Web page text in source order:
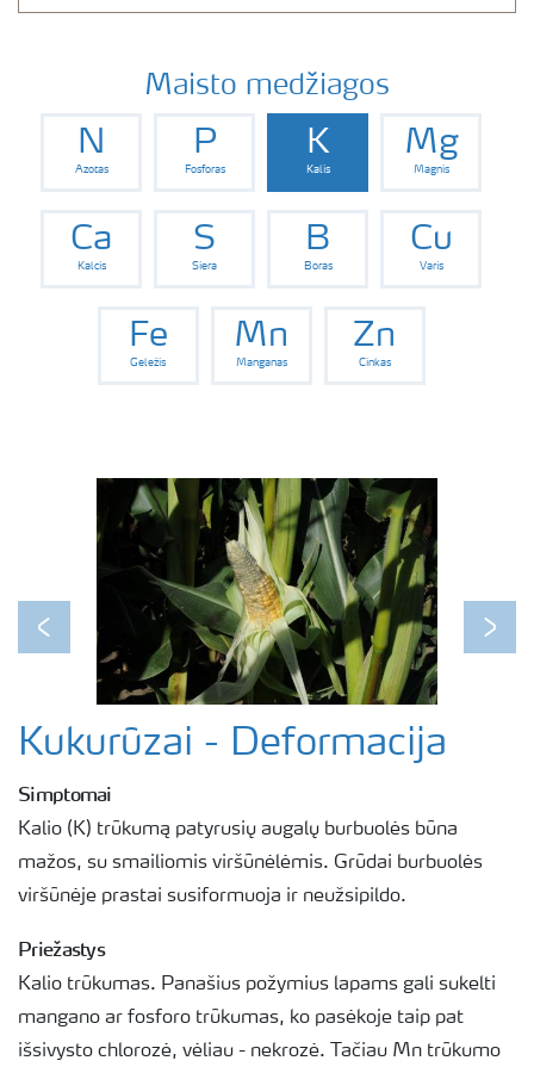
Maisto medžiagos
N
Azotas
P
Fosforas
K
Kalis
Mg
Magnis
Ca
Kalcis
S
Siera
B
Boras
Cu
Varis
Fe
Geležis
Mn
Manganas
Zn
Cinkas
Previous Next
Kukurūzai - Deformacija
Simptomai
Kalio (K) trūkumą patyrusių augalų burbuolės būna
mažos, su smailiomis viršūnėlėmis. Grūdai burbuolės
viršūnėje prastai susiformuoja ir neužsipildo.
Priežastys
Kalio trūkumas. Panašius požymius lapams gali sukelti
mangano ar fosforo trūkumas, ko pasėkoje taip pat
išsivysto chlorozė, vėliau - nekrozė. Tačiau Mn trūkumo